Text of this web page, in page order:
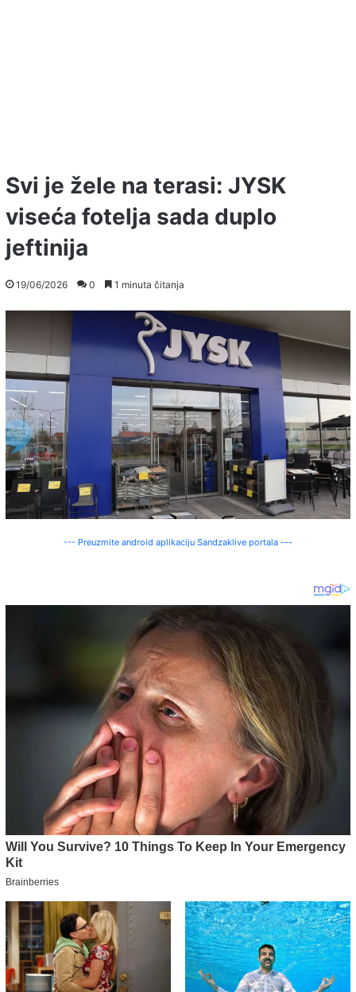
Svi je žele na terasi: JYSK
viseća fotelja sada duplo
jeftinija
19/06/2026 0 1 minuta čitanja
--- Preuzmite android aplikaciju Sandzaklive portala ---